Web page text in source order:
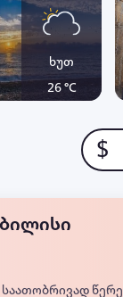
ხუთ
26 °C
$